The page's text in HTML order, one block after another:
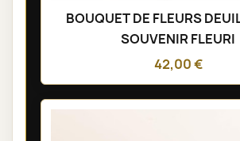
BOUQUET DE FLEURS
SOUVENIR FLEURI
42,00 €